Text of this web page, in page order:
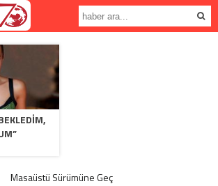
Masaüstü Sürümüne Geç